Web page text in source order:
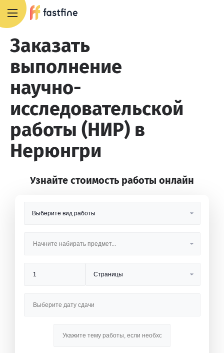
Заказать
выполнение
научно-
исследовательской
работы (НИР) в
Нерюнгри
Узнайте стоимость работы онлайн